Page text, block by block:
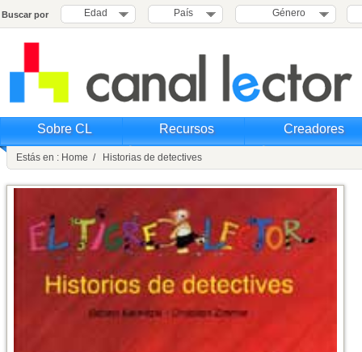
Buscar por Edad País Género
Sobre CL Recursos Creadores
Estás en : Home / Historias de detectives